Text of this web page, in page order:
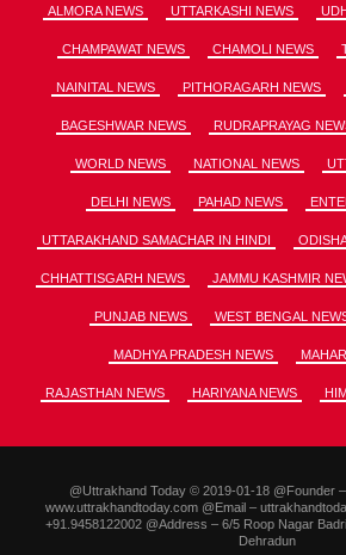
ALMORA NEWS UTTARKASHI NEWS
CHAMPAWAT NEWS CHAMOLI NEWS
NAINITAL NEWS PITHORAGARH NEWS
BAGESHWAR NEWS RUDRAPRAYAG
WORLD NEWS NATIONAL NEWS
DELHI NEWS PAHAD NEWS
UTTARAKHAND SAMACHAR IN HINDI
CHHATTISGARH NEWS JAMMU KASHMIR
PUNJAB NEWS WEST BENGAL
MADHYA PRADESH NEWS
RAJASTHAN NEWS HARIYANA NEWS
@Uttrakhand Today © 2019-01-18 @Founder
www.uttrakhandtoday.com @Email –
+91.9458122002 @Address – 6/5 Roop Nagar
Dehradun